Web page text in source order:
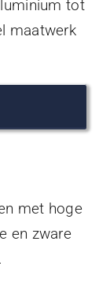
tot
maatwerk
met hoge
en zware